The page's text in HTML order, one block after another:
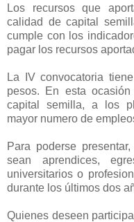
Los recursos que
calidad de capital
cumple con los
pagar los recursos
La IV convocatoria
pesos. En esta
capital semilla, a los
mayor numero de
Para poderse
sean aprendices,
universitarios o
durante los últimos dos
Quienes deseen